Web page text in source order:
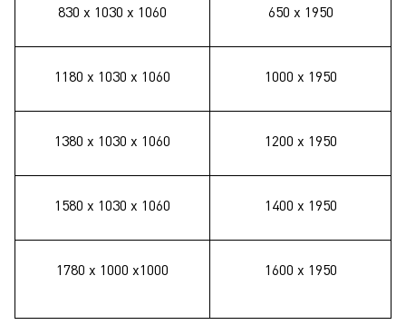
830 х 1030 х 1060 650 х 1950
1180 х 1030 х 1060 1000 х 1950
1380 х 1030 х 1060 1200 х 1950
1580 х 1030 х 1060 1400 х 1950
1780 х 1000 х1000 1600 х 1950